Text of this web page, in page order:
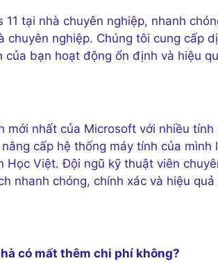
tại nhà chuyên nghiệp, nhanh
nghiệp. Chúng tôi cung cấp
bạn hoạt động ổn định và hiệu
mới nhất của Microsoft với nhiều
cấp hệ thống máy tính của
Học Việt. Đội ngũ kỹ thuật viên
nhanh chóng, chính xác và hiệu quả
có mất thêm chi phí không?